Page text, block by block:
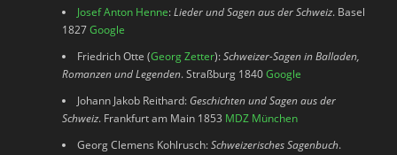
Josef Anton Henne:Lieder und Sagen aus der Schweiz. Basel
1827Google
Friedrich Otte (Georg Zetter):Schweizer-Sagen in Balladen,
Romanzen und Legenden. Straßburg 1840Google
Johann Jakob Reithard: Geschichten und Sagen aus der
Schweiz. Frankfurt am Main 1853 MDZ München
Georg Clemens Kohlrusch:Schweizerisches Sagenbuch.